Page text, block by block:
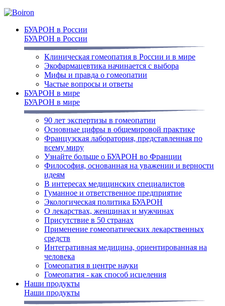
БУАРОН в России
БУАРОН в России
Клиническая гомеопатия в России и в мире
Экофармацевтика начинается с выбора
Мифы и правда о гомеопатии
Частые вопросы и ответы
БУАРОН в мире
БУАРОН в мире
90 лет экспертизы в гомеопатии
Основные цифры в общемировой практике
Французская лаборатория, представленная по
всему миру
Узнайте больше о БУАРОН во Франции
Философия, основанная на уважении и верности
идеям
В интересах медицинских специалистов
Гуманное и ответственное предприятие
Экологическая политика БУАРОН
О лекарствах, женщинах и мужчинах
Присутствие в 50 странах
Применение гомеопатических лекарственных
средств
Интегративная медицина, ориентированная на
человека
Гомеопатия в центре науки
Гомеопатия - как способ исцеления
Наши продукты
Наши продукты